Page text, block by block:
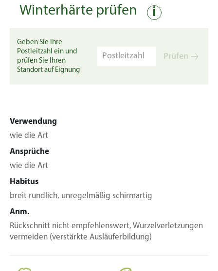
Winterhärte prüfen i
Geben Sie Ihre
Postleitzahl ein und
prüfen Sie Ihren
Standort auf Eignung
Prüfen
Verwendung
wie die Art
Ansprüche
wie die Art
Habitus
breit rundlich, unregelmäßig schirmartig
Anm.
Rückschnitt nicht empfehlenswert, Wurzelverletzungen
vermeiden (verstärkte Ausläuferbildung)